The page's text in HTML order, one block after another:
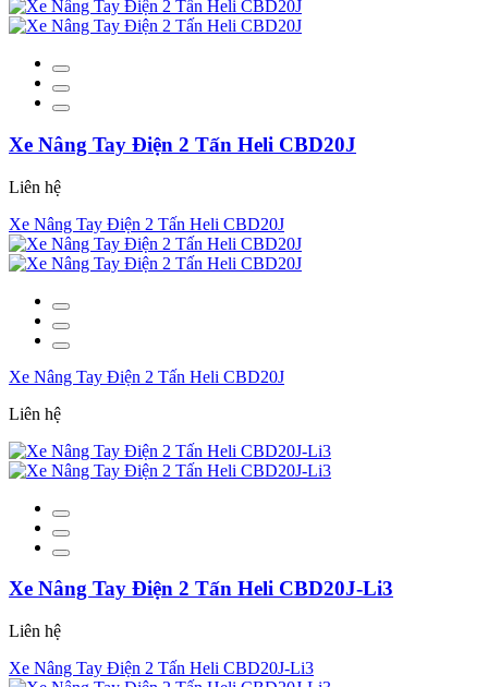
Xe Nâng Tay Điện 2 Tấn Heli CBD20J
Liên hệ
Xe Nâng Tay Điện 2 Tấn Heli CBD20J
Xe Nâng Tay Điện 2 Tấn Heli CBD20J
Liên hệ
Xe Nâng Tay Điện 2 Tấn Heli CBD20J-Li3
Liên hệ
Xe Nâng Tay Điện 2 Tấn Heli CBD20J-Li3